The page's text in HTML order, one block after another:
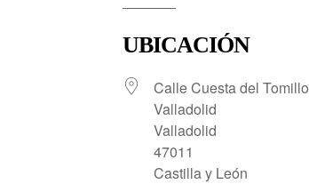
UBICACIÓN
Calle Cuesta del Tomillo
Valladolid
Valladolid
47011
Castilla y León